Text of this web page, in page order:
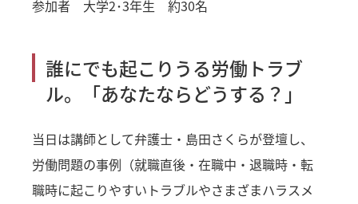
参加者 大学2･3年生 約30名
誰にでも起こりうる労働トラブ
ル。「あなたならどうする？」
当日は講師として弁護士・島田さくらが登壇し、
労働問題の事例（就職直後・在職中・退職時・転
職時に起こりやすいトラブルやさまざまハラスメ